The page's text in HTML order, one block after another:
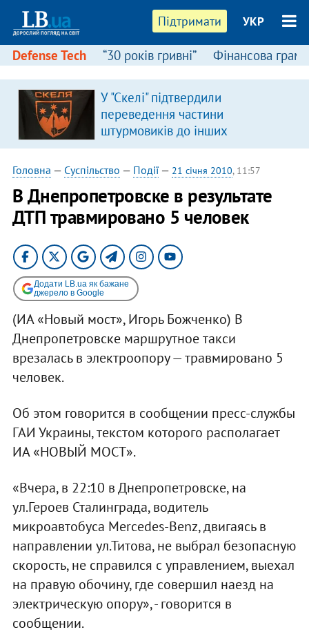
Підтримати УКР
Defense Tech “30 років гривні” Фінансова
У "Скелі" підтвердили
переведення частини
штурмовиків до інших
підрозділів
Головна — Суспільство — Події— 21 січня 2010, 11:57
В Днепропетровске в результате
ДТП травмировано 5 человек
Додати LB.ua як бажане
джерело в Google
(ИА «Новый мост», Игорь Божченко) В
Днепропетровске маршрутное такси
врезалась в электроопору — травмировано 5
человек.
Об этом говорится в сообщении пресс-службы
ГАИ Украины, текстом которого располагает
ИА «НОВЫЙ МОСТ».
«Вчера, в 22:10 в Днепропетровске, на
ул.Героев Сталинграда, водитель
микроавтобуса Мercedes-Benz, двигаясь в
направлении ул.Титова, не выбрал безопасную
скорость, не справился с управлением, выехал
на правую обочину, где совершил наезд на
электрическую опору», - говорится в
сообщении.